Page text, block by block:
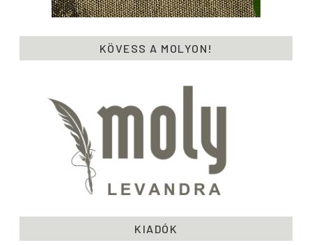
KÖVESS A MOLYON!
KIADÓK